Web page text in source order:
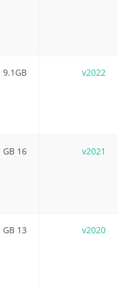
v2022
9.1GB
v2021
16 GB
v2020
13 GB